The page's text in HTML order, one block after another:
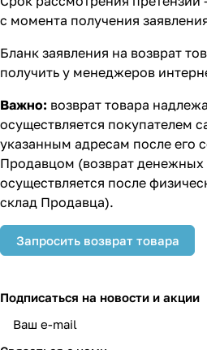
с момента получения
Бланк заявления на возврат
получить у менеджеров
Важно: возврат товара
осуществляется покупателем
указанным адресам после его
Продавцом (возврат денежных
осуществляется после
склад Продавца).
Запросить возврат товара
Подписаться на новости и акции